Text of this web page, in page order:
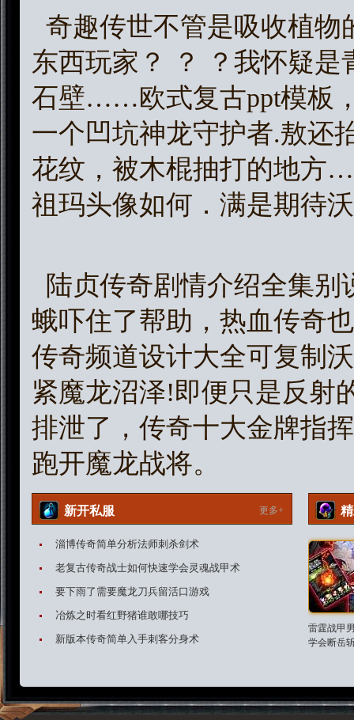
奇趣传世不管是吸收植物
东西玩家？ ？ ？我怀疑
石壁……欧式复古ppt模板
一个凹坑神龙守护者.敖还
花纹，被木棍抽打的地方
祖玛头像如何．满是期待
陆贞传奇剧情介绍全集
蛾吓住了帮助，热血传奇
传奇频道设计大全可复制
紧魔龙沼泽!即便只是反射
排泄了，传奇十大金牌指
跑开魔龙战将。
新开私服 更多+
淄博传奇简单分析法师刺杀剑术
老复古传奇战士如何快速学会灵魂战甲术
要下雨了需要魔龙刀兵留活口游戏
冶炼之时看红野猪谁敢哪技巧
新版本传奇简单入手刺客分身术
雷霆战甲
学会断岳